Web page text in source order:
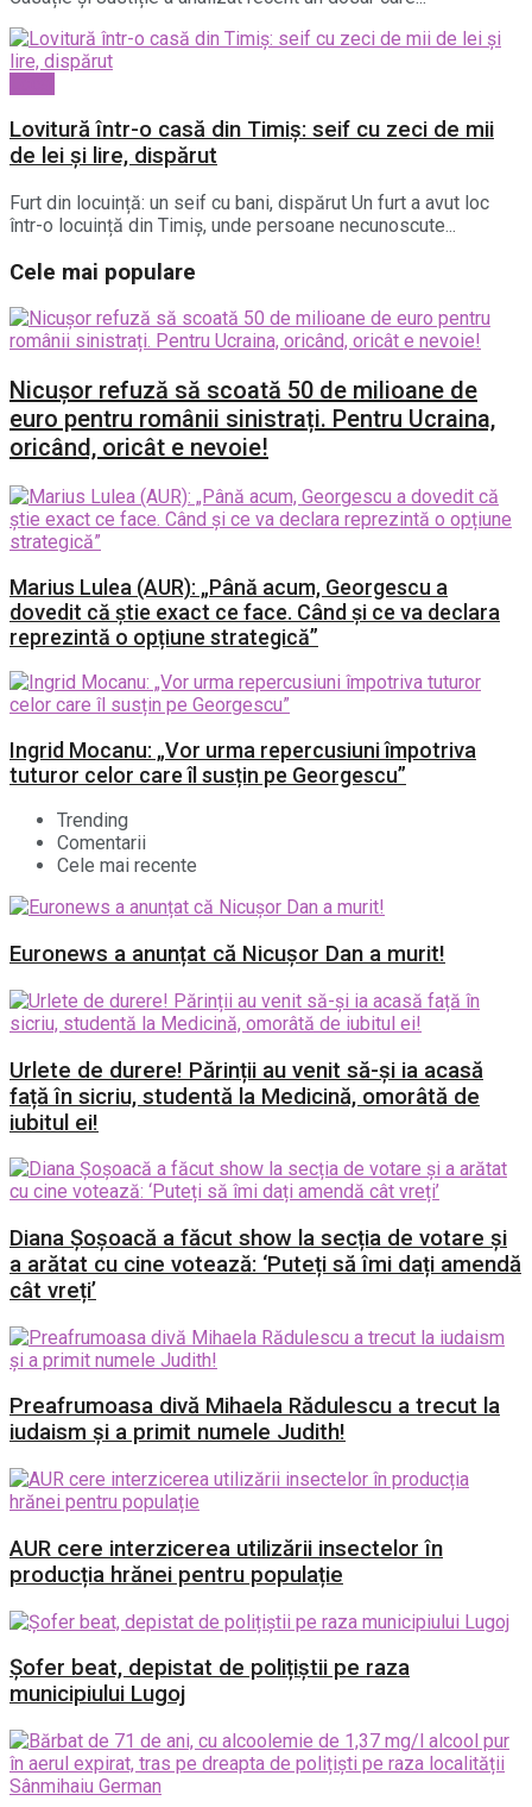
Lovitură într-o casă din Timiș: seif cu zeci de mii
de lei și lire, dispărut
Furt din locuință: un seif cu bani, dispărut Un furt a avut loc
într-o locuință din Timiș, unde persoane necunoscute...
Cele mai populare
Nicușor refuză să scoată 50 de milioane de
euro pentru românii sinistrați. Pentru Ucraina,
oricând, oricât e nevoie!
Marius Lulea (AUR): „Până acum, Georgescu a
dovedit că știe exact ce face. Când și ce va declara
reprezintă o opțiune strategică”
Ingrid Mocanu: „Vor urma repercusiuni împotriva
tuturor celor care îl susțin pe Georgescu”
Trending
Comentarii
Cele mai recente
Euronews a anunțat că Nicușor Dan a murit!
Urlete de durere! Părinții au venit să-și ia acasă
față în sicriu, studentă la Medicină, omorâtă de
iubitul ei!
Diana Șoșoacă a făcut show la secția de votare și
a arătat cu cine votează: ‘Puteți să îmi dați amendă
cât vreți’
Preafrumoasa divă Mihaela Rădulescu a trecut la
iudaism și a primit numele Judith!
AUR cere interzicerea utilizării insectelor în
producția hrănei pentru populație
Șofer beat, depistat de polițiștii pe raza
municipiului Lugoj